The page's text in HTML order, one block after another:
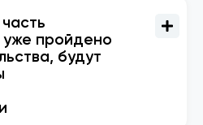
пройдено
будут